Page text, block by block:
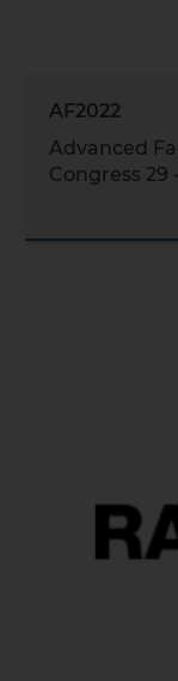
AF2022
Advanced
Congress 29 -